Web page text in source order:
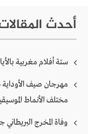
أحدث
ستة أفلام مغربية
مختلف الأنماط
وفاة المخرج